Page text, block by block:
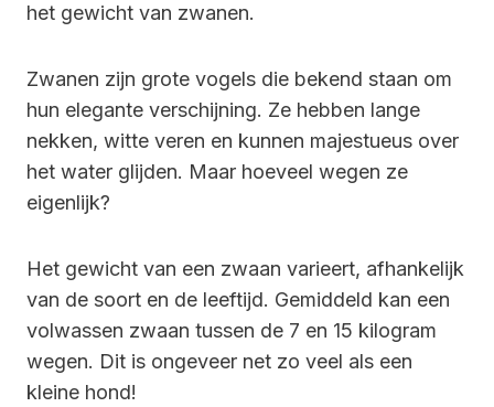
het gewicht van zwanen.
Zwanen zijn grote vogels die bekend staan om
hun elegante verschijning. Ze hebben lange
nekken, witte veren en kunnen majestueus over
het water glijden. Maar hoeveel wegen ze
eigenlijk?
Het gewicht van een zwaan varieert, afhankelijk
van de soort en de leeftijd. Gemiddeld kan een
volwassen zwaan tussen de 7 en 15 kilogram
wegen. Dit is ongeveer net zo veel als een
kleine hond!